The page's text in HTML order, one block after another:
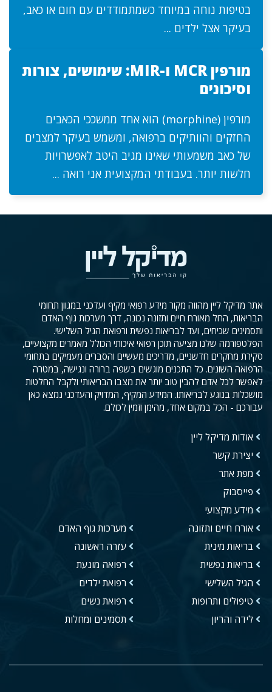
בטיפות נוחה במיוחד כשמתמודדים עם חום או כאב,
בעיקר אצל ילדים ...
מורפין MCR ו-MIR: שימושים, צורות
וסיכונים
מורפין (morphine) הוא אחד ממשככי הכאבים
החזקים והוותיקים ברפואה, ומשמש בעיקר למצבים
של כאב משמעותי שאינו מגיב היטב לאפשרויות
חלשות יותר. בעבודתי המקצועית אני רואה ...
אתר מדיקל ליין מהווה מקור מידע רפואי מקיף ועדכני במגוון תחומי
הבריאות, החל מאורח חיים ותזונה נכונה, דרך מערכות גוף האדם
ותסמינים שכיחים, ועד לבריאות נפשית ורפואת הגיל השלישי.
הפלטפורמה שלנו מציעה תוכן רפואי איכותי הכולל מאמרים מקצועיים,
סקירת מחקרים חדשניים, מדריכים מעשיים והסברים מעמיקים בתחומי
הרפואה השונים. כל התכנים מוגשים בשפה ברורה ונגישה, במטרה
לאפשר לכל אדם להבין טוב יותר את מצבו הבריאותי ולקבל החלטות
מושכלות בנוגע לבריאותו. המידע המקיף, המדויק והעדכני נמצא כאן
עבורכם - הכל במקום אחד, מהימן וזמין לכולם.
אודות מדיקל ליין
יצירת קשר
מפת אתר
פייסבוק
מידע מקצועי
אורח חיים ותזונה
בריאות מינית
בריאות נפשית
הגיל השלישי
טיפולים ותרופות
לידה והריון
מערכות גוף האדם
עזרה ראשונה
רפואה מונעת
רפואת ילדים
רפואת נשים
תסמינים ומחלות